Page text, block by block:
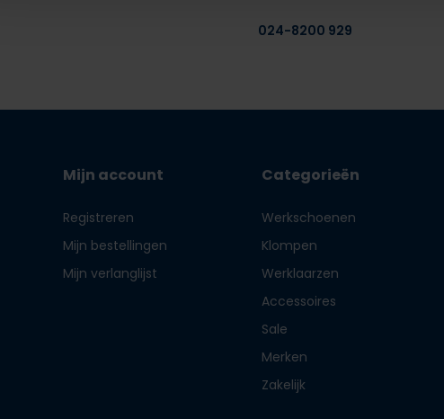
024-8200 929
Mijn account
Registreren
Mijn bestellingen
Mijn verlanglijst
Categorieën
Werkschoenen
Klompen
Werklaarzen
Accessoires
Sale
Merken
Zakelijk